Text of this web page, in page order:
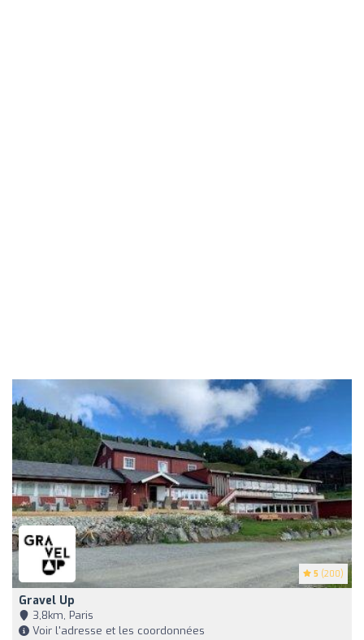
5 (200)
Gravel Up
3,8km, Paris
Voir l'adresse et les coordonnées